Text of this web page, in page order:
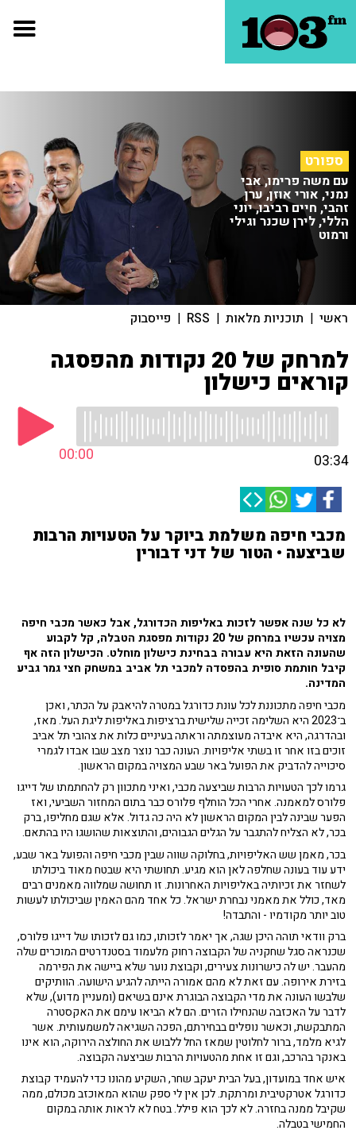
ספורט
עם משה פרימו, אבי
נמני, אורי אוזן, ערן
זהבי, חיים רביבו, יוני
הללי, לירן שכנר וגילי
ורמוט
ראשי | תוכניות מלאות |
RSS
| פייסבוק
למרחק של 20 נקודות מהפסגה
קוראים כישלון
00:00 03:34
מכבי חיפה משלמת ביוקר על הטעויות הרבות
שביצעה • הטור של דני דבורין
לא כל שנה אפשר לזכות באליפות הכדורגל, אבל כאשר מכבי חיפה
מצויה עכשיו במרחק של 20 נקודות מפסגת הטבלה, קל לקבוע
שהעונה הזאת היא עבורה בבחינת כישלון מוחלט. הכישלון הזה אף
קיבל חותמת סופית בהפסדה למכבי תל אביב במשחק חצי גמר גביע
המדינה.
מכבי חיפה מתכוננת לכל עונת כדורגל במטרה להיאבק על הכתר, ואכן
ב־2023 היא השלימה זכייה שלישית ברציפות באליפות ליגת העל. מאז,
ובהדרגה, היא איבדה מעוצמתה וראתה בעיניים כלות את צהובי תל אביב
זוכים בזו אחר זו בשתי אליפויות. העונה כבר נוצר מצב שבו אבדו לגמרי
סיכוייה להדביק את הפועל באר שבע המצויה במקום הראשון.
גרמו לכך הטעויות הרבות שביצעה מכבי, ואיני מתכוון רק להחתמתו של דייגו
פלורס למאמנה. אחרי הכל הוחלף פלורס כבר בתום המחזור השביעי, ואז
הפער שבינה לבין המקום הראשון לא היה כה גדול. אלא שגם מחליפו, ברק
בכר, לא הצליח להתגבר על הגלים הגבוהים, והתוצאות שהושגו היו בהתאם.
בכר, מאמן שש האליפויות, בחלוקה שווה שבין מכבי חיפה והפועל באר שבע,
ידע עוד בעונה שחלפה לאן הוא מגיע. תחושתי היא שבטח מאוד ביכולתו
לשחזר את זכיותיה באליפויות האחרונות. זו תחושה שמלווה מאמנים רבים
מאד, כולל את מאמני נבחרת ישראל. כל אחד מהם האמין שביכולתו לעשות
טוב יותר מקודמיו - והתבדה!
ברק וודאי תוהה היכן שגה, אך יאמר לזכותו, כמו גם לזכותו של דייגו פלורס,
שכנראה סגל שחקניה של הקבוצה רחוק מלעמוד בסטנדרטים המוכרים שלה
מהעבר. יש לה כישרונות צעירים, וקבוצת נוער שלא ביישה את הפירמה
בזירת אירופה. עם זאת לא מהם אמורה הייתה להגיע הישועה. הוותיקים
שלבשו העונה את מדי הקבוצה הבוגרת אינם בשיאם (ומעניין מדוע), שלא
לדבר על האכזבה שהנחילו הזרים. הם לא הביאו עימם את האקסטרה
המתבקשת, וכאשר נופלים בבחירתם, הפכה השגיאה למשמעותית. אשר
לגיא מלמד, ברור לחלוטין שמאז החל ללבוש את החולצה הירוקה, הוא אינו
באנקר בהרכב, וגם זו אחת מהטעויות הרבות שביצעה הקבוצה.
איש אחד במועדון, בעל הבית יעקב שחר, השקיע מהונו כדי להעמיד קבוצת
כדורגל אטרקטיבית ומרתקת. לכן אין לי ספק שהוא המאוכזב מכולם, ממה
שקיבל ממנה בחזרה. לא לכך הוא פילל. בטח לא לראות אותה במקום
החמישי בטבלה.